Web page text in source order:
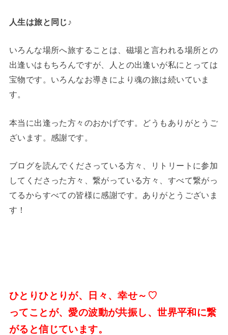
人生は旅と同じ♪
いろんな場所へ旅することは、磁場と言われる場所との
出逢いはもちろんですが、人との出逢いが私にとっては
宝物です。いろんなお導きにより魂の旅は続いていま
す。
本当に出逢った方々のおかげです。どうもありがとうご
ざいます。感謝です。
ブログを読んでくださっている方々、リトリートに参加
してくださった方々、繋がっている方々、すべて繋がっ
てるからすべての皆様に感謝です。ありがとうございま
す！
ひとりひとりが、
日々、幸せ～♡
ってことが、愛の波動が共振し、世界平和に繋
がると信じています。